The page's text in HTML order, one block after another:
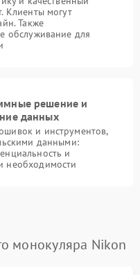
Клиенты могут
Также
обслуживание для
решение и
данных
и инструментов,
данными:
и
необходимости
монокуляра Nikon